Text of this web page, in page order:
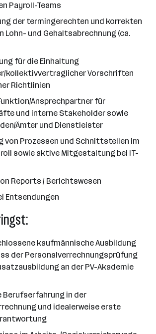
Payroll-Teams
der termingerechten und korrekten
Lohn- und Gehaltsabrechnung (ca.
für die Einhaltung
kollektivvertraglicher Vorschriften
Richtlinien
Ansprechpartner für
und interne Stakeholder sowie
Ämter und Dienstleister
von Prozessen und Schnittstellen im
sowie aktive Mitgestaltung bei IT-
Reports / Berichtswesen
Entsendungen
kaufmännische Ausbildung
der Personalverrechnungsprüfung
an der PV-Akademie
Berufserfahrung in der
und idealerweise erste